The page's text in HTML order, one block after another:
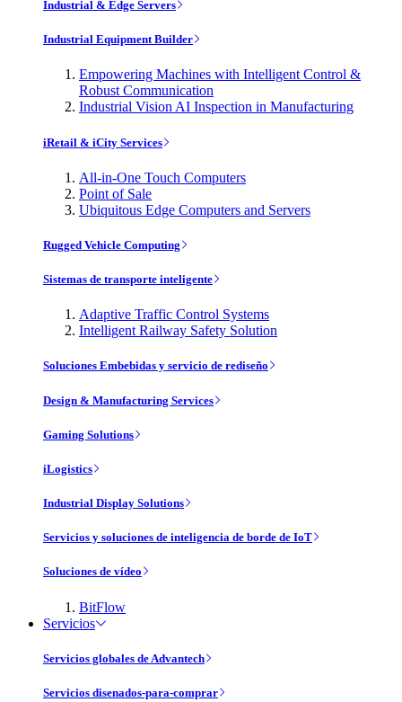
Industrial & Edge Servers
Industrial Equipment Builder
Empowering Machines with Intelligent Control &
Robust Communication
Industrial Vision AI Inspection in Manufacturing
iRetail & iCity Services
All-in-One Touch Computers
Point of Sale
Ubiquitous Edge Computers and Servers
Rugged Vehicle Computing
Sistemas de transporte inteligente
Adaptive Traffic Control Systems
Intelligent Railway Safety Solution
Soluciones Embebidas y servicio de rediseño
Design & Manufacturing Services
Gaming Solutions
iLogistics
Industrial Display Solutions
Servicios y soluciones de inteligencia de borde de IoT
Soluciones de vídeo
BitFlow
Servicios
Servicios globales de Advantech
Servicios disenados-para-comprar